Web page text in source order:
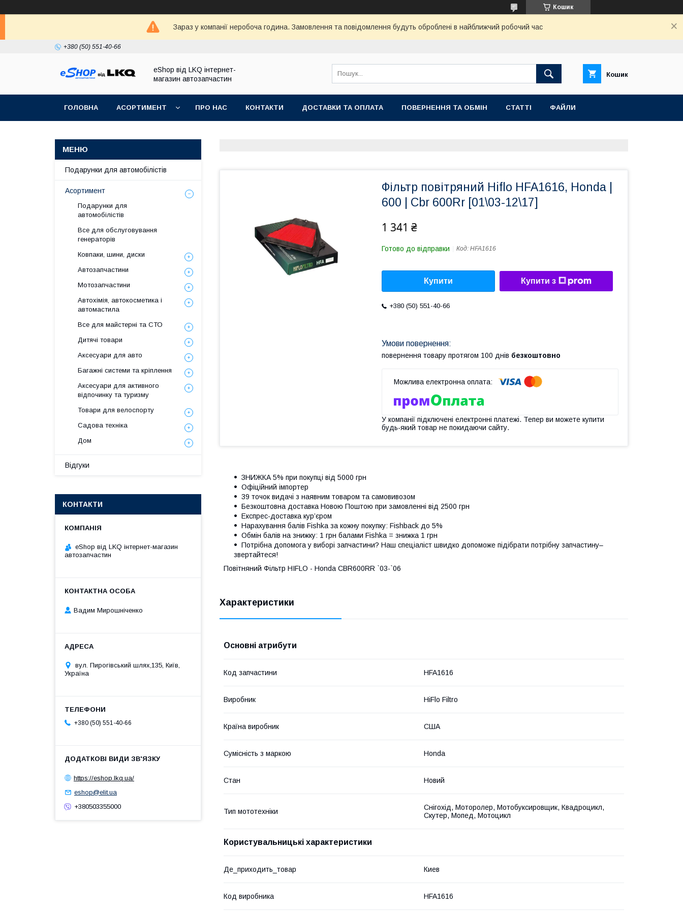
Кошик
Зараз у компанії неробоча година. Замовлення та повідомлення будуть оброблені в найближчий робочий час
+380 (50) 551-40-66
eShop від LKQ інтернет-
магазин автозапчастин
Кошик
ГОЛОВНА АСОРТИМЕНТ ПРО НАС КОНТАКТИ ДОСТАВКИ ТА ОПЛАТА ПОВЕРНЕННЯ ТА ОБМІН СТАТТІ ФАЙЛИ
Фільтр повітряний Hiflo HFA1616, Honda |
600 | Cbr 600Rr [01\03-12\17]
1 341 ₴
Готово до відправки Код: HFA1616
Купити Купити з
+380 (50) 551-40-66
повернення товару протягом 100 днів безкоштовно
У компанії підключені електронні платежі. Тепер ви можете купити
будь-який товар не покидаючи сайту.
ЗНИЖКА 5% при покупці від 5000 грн
Офіційний імпортер
39 точок видачі з наявним товаром та самовивозом
Безкоштовна доставка Новою Поштою при замовленні від 2500 грн
Експрес-доставка кур’єром
Нарахування балів Fishka за кожну покупку: Fishback до 5%
Обмін балів на знижку: 1 грн балами Fishka = знижка 1 грн
Потрібна допомога у виборі запчастини? Наш спеціаліст швидко допоможе підібрати потрібну запчастину–
звертайтеся!
Повітняний Фільтр HIFLO - Honda CBR600RR `03-`06
Характеристики
Основні атрибути
Код запчастини HFA1616
Виробник HiFlo Filtro
Країна виробник США
Сумісність з маркою Honda
Стан Новий
Тип мототехніки
Снігохід, Моторолер, Мотобуксировщик, Квадроцикл,
Скутер, Мопед, Мотоцикл
Користувальницькі характеристики
Де_приходить_товар Киев
Код виробника HFA1616
Подарунки для автомобілістів
Асортимент
Подарунки для
автомобілістів
Все для обслуговування
генераторів
Ковпаки, шини, диски
Автозапчастини
Мотозапчастини
Автохімія, автокосметика і
автомастила
Все для майстерні та СТО
Дитячі товари
Аксесуари для авто
Багажні системи та кріплення
Аксесуари для активного
відпочинку та туризму
Товари для велоспорту
Садова техніка
Дом
Відгуки
КОНТАКТИ
eShop від LKQ інтернет-магазин
автозапчастин
Вадим Мирошніченко
вул. Пирогівський шлях,135, Київ,
Україна
+380 (50) 551-40-66
https://eshop.lkq.ua/
eshop@elit.ua
+380503355000